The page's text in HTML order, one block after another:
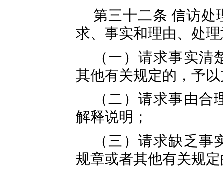
第三十二条 信访处
求、事实和理由、处
（一）请求事实
其他有关规定的，予
（二）请求事由
解释说明；
（三）请求缺乏
规章或者其他有关规